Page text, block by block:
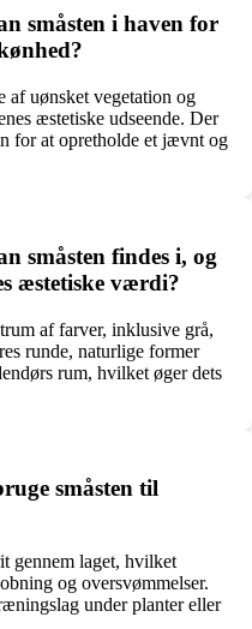
småsten i haven for
af uønsket vegetation og
æstetiske udseende. Der
for at opretholde et jævnt og
småsten findes i, og
æstetiske værdi?
af farver, inklusive grå,
runde, naturlige former
rum, hvilket øger dets
småsten til
gennem laget, hvilket
og oversvømmelser.
under planter eller